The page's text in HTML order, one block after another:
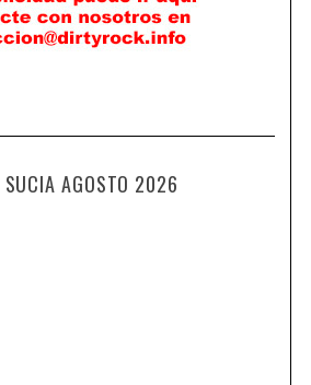
AGOSTO 2026